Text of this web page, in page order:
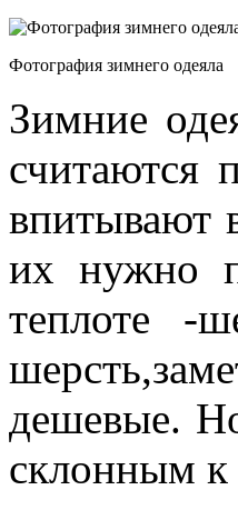
Фотография зимнего одеяла
Зимние
считаются
впитывают
их нужно
теплоте -
дешевые.
склонным к